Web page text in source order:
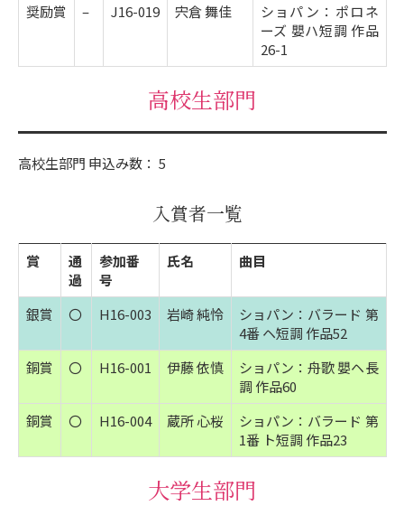
奨励賞
– J16-019 宍倉 舞佳
ショパン：ポロネ
ーズ 嬰ハ短調 作品
26-1
高校生部門
高校生部門 申込み数： 5
入賞者一覧
賞
通
過
参加番
号
氏名 曲目
銀賞 〇 H16-003 岩崎 純怜
ショパン：バラード 第
4番 ヘ短調 作品52
銅賞
〇 H16-001 伊藤 依慎
ショパン：舟歌 嬰ヘ長
調 作品60
銅賞
〇 H16-004 蔵所 心桜
ショパン：バラード 第
1番 ト短調 作品23
大学生部門